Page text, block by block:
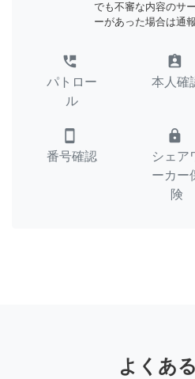
でも不審な内容のサ
ーがあった場合は通
perm_phone_msg
パトロー
ル
assignment_ind
本人確
smartphone
番号確認
lock
シェア
ーカー
険
よくあ